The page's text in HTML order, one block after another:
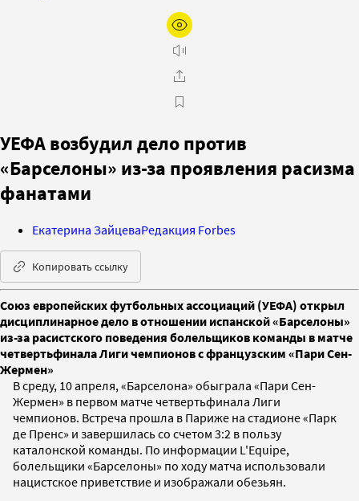
УЕФА возбудил дело против
«Барселоны» из-за проявления расизма
фанатами
Екатерина ЗайцеваРедакция Forbes
Копировать ссылку
Союз европейских футбольных ассоциаций (УЕФА) открыл
дисциплинарное дело в отношении испанской «Барселоны»
из-за расистского поведения болельщиков команды в матче
четвертьфинала Лиги чемпионов с французским «Пари Сен-
Жермен»
В среду, 10 апреля, «Барселона» обыграла «Пари Сен-
Жермен» в первом матче четвертьфинала Лиги
чемпионов. Встреча прошла в Париже на стадионе «Парк
де Пренс» и завершилась со счетом 3:2 в пользу
каталонской команды. По информации L'Equipe,
болельщики «Барселоны» по ходу матча использовали
нацистское приветствие и изображали обезьян.